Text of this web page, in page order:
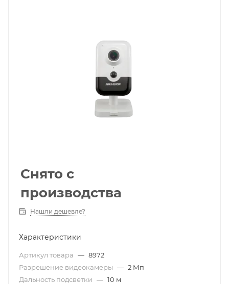
Снято с
производства
Нашли дешевле?
Характеристики
Артикул товара — 8972
Разрешение видеокамеры — 2 Мп
Дальность подсветки — 10 м